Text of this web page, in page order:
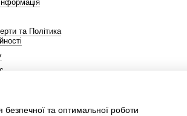
та Політика
та оптимальної роботи